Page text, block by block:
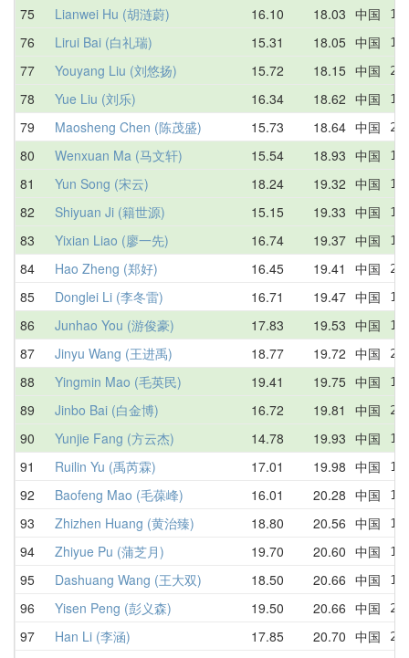
75 Lianwei Hu (胡涟蔚) 16.10 18.03 中国
76 Lirui Bai (白礼瑞) 15.31 18.05 中国
77 Youyang Liu (刘悠扬) 15.72 18.15 中国
78 Yue Liu (刘乐) 16.34 18.62 中国
79 Maosheng Chen (陈茂盛) 15.73 18.64 中国
80 Wenxuan Ma (马文轩) 15.54 18.93 中国
81 Yun Song (宋云) 18.24 19.32 中国
82 Shiyuan Ji (籍世源) 15.15 19.33 中国
83 Yixian Liao (廖一先) 16.74 19.37 中国
84 Hao Zheng (郑好) 16.45 19.41 中国
85 Donglei Li (李冬雷) 16.71 19.47 中国
86 Junhao You (游俊豪) 17.83 19.53 中国
87 Jinyu Wang (王进禹) 18.77 19.72 中国
88 Yingmin Mao (毛英民) 19.41 19.75 中国
89 Jinbo Bai (白金博) 16.72 19.81 中国
90 Yunjie Fang (方云杰) 14.78 19.93 中国
91 Ruilin Yu (禹芮霖) 17.01 19.98 中国
92 Baofeng Mao (毛葆峰) 16.01 20.28 中国
93 Zhizhen Huang (黄治臻) 18.80 20.56 中国
94 Zhiyue Pu (蒲芝月) 19.70 20.60 中国
95 Dashuang Wang (王大双) 18.50 20.66 中国
96 Yisen Peng (彭义森) 19.50 20.66 中国
97 Han Li (李涵) 17.85 20.70 中国